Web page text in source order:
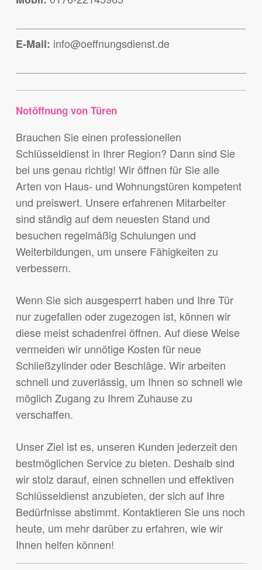
E-Mail: info@oeffnungsdienst.de
Notöffnung von Türen
Brauchen Sie einen professionellen
Schlüsseldienst in Ihrer Region? Dann sind Sie
bei uns genau richtig! Wir öffnen für Sie alle
Arten von Haus- und Wohnungstüren kompetent
und preiswert. Unsere erfahrenen Mitarbeiter
sind ständig auf dem neuesten Stand und
besuchen regelmäßig Schulungen und
Weiterbildungen, um unsere Fähigkeiten zu
verbessern.
Wenn Sie sich ausgesperrt haben und Ihre Tür
nur zugefallen oder zugezogen ist, können wir
diese meist schadenfrei öffnen. Auf diese Weise
vermeiden wir unnötige Kosten für neue
Schließzylinder oder Beschläge. Wir arbeiten
schnell und zuverlässig, um Ihnen so schnell wie
möglich Zugang zu Ihrem Zuhause zu
verschaffen.
Unser Ziel ist es, unseren Kunden jederzeit den
bestmöglichen Service zu bieten. Deshalb sind
wir stolz darauf, einen schnellen und effektiven
Schlüsseldienst anzubieten, der sich auf Ihre
Bedürfnisse abstimmt. Kontaktieren Sie uns noch
heute, um mehr darüber zu erfahren, wie wir
Ihnen helfen können!